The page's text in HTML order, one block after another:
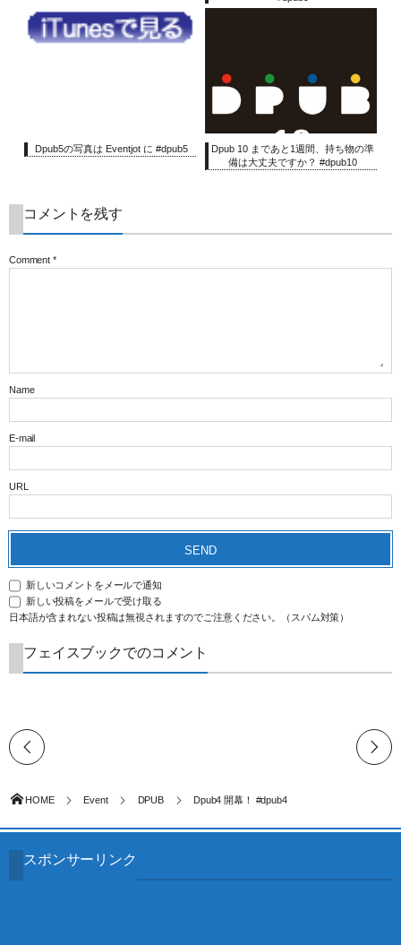
Dpub5の写真は Eventjot に #dpub5
Dpub 10 まであと1週間、持ち物の準
備は大丈夫ですか？ #dpub10
コメントを残す
Comment *
Name
E-mail
URL
新しいコメントをメールで通知
新しい投稿をメールで受け取る
日本語が含まれない投稿は無視されますのでご注意ください。（スパム対策）
フェイスブックでのコメント
HOME Event DPUB Dpub4 開幕！ #dpub4
スポンサーリンク